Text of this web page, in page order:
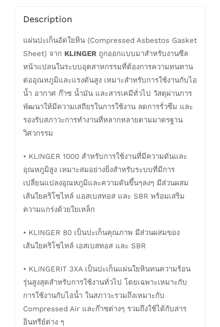
Description
แผ่นปะเก็นอัดใยหิน (Compressed Asbestos Gasket
Sheet) จาก KLINGERถูกออกแบบมาสำหรับงานซีล
หน้าแปลนในระบบอุตสาหกรรมที่ต้องการความทนทาน
ต่ออุณหภูมิและแรงดันสูง เหมาะสำหรับการใช้งานกับไอ
น้ำ อากาศ ก๊าซ น้ำมัน และสารเคมีทั่วไป วัสดุผ่านการ
พัฒนาให้มีความเสถียรในการใช้งาน ลดการรั่วซึม และ
รองรับสภาวะการทำงานที่หลากหลายตามมาตรฐาน
วิศวกรรม
• KLINGER 1000 สำหรับการใช้งานที่มีความดันและ
อุณหภูมิสูง เหมาะสมอย่างยิ่งสำหรับระบบที่มีการ
เปลี่ยนแปลงอุณหภูมิและความดันขึ้นๆลงๆ มีส่วนผสม
เส้นใยคริโซไทล์ แอสเบสทอส และ SBR พร้อมเสริม
ความแกร่งด้วยใยเหล็ก
• KLINGER 80 เป็นปะเก็นคุณภาพ มีส่วนผสมของ
เส้นใยคริโซไทล์ เอสเบสทอส และ SBR
• KLINGERIT 3XA เป็นปะเก็นแผ่นใยหินทนความร้อน
รุ่นสูงสุดสำหรับการใช้งานทั่วไป โดยเฉพาะเหมาะกับ
การใช้งานกับไอน้ำ ในสภาวะรวมถึงเหมาะกับ
Compressed Air และก๊าซต่างๆ รวมถึงใช้ได้กับสาร
อินทรีย์ต่าง ๆ